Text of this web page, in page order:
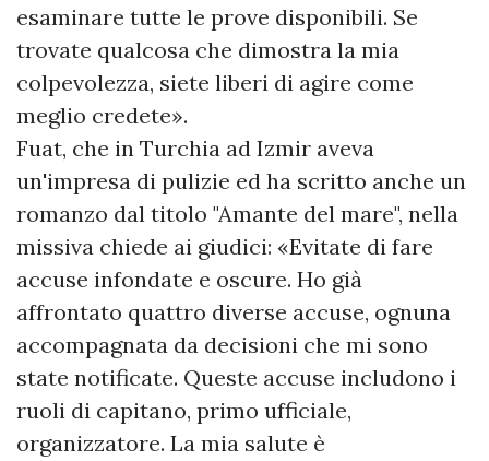
esaminare tutte le prove disponibili. Se
trovate qualcosa che dimostra la mia
colpevolezza, siete liberi di agire come
meglio credete».
Fuat, che in Turchia ad Izmir aveva
un'impresa di pulizie ed ha scritto anche un
romanzo dal titolo "Amante del mare", nella
missiva chiede ai giudici: «Evitate di fare
accuse infondate e oscure. Ho già
affrontato quattro diverse accuse, ognuna
accompagnata da decisioni che mi sono
state notificate. Queste accuse includono i
ruoli di capitano, primo ufficiale,
organizzatore. La mia salute è